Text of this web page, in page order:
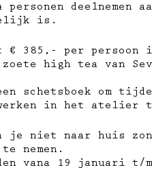
personen
is.
€ 385,- per
zoete high tea van
schetsboek om
in het atelier
niet naar huis
nemen.
vana 19 januari